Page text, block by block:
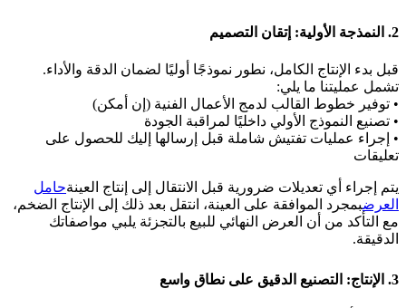
2. النمذجة الأولية: إتقان التصميم
قبل بدء الإنتاج الكامل، نطور نموذجًا أوليًا لضمان الدقة والأداء.
تشمل عمليتنا ما يلي:
• توفير خطوط القالب لدمج الأعمال الفنية (إن أمكن)
• تصنيع النموذج الأولي داخليًا لمراقبة الجودة
• إجراء عمليات تفتيش شاملة قبل إرسالها إليك للحصول على
تعليقات
يتم إجراء أي تعديلات ضرورية قبل الانتقال إلى إنتاج العينةحامل
العرضبمجرد الموافقة على العينة، انتقل بعد ذلك إلى الإنتاج الضخم،
مع التأكد من أن العرض النهائي للبيع بالتجزئة يلبي مواصفاتك
الدقيقة.
3. الإنتاج: التصنيع الدقيق على نطاق واسع